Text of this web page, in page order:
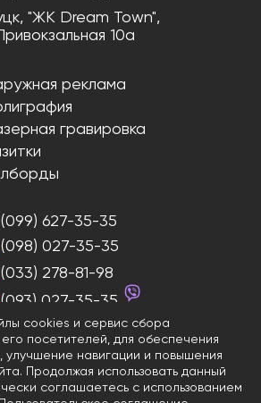
"ЖК Dream Town",
10а
реклама
гравировка
(099) 627-35-35
(098) 027-35-35
(033) 278-81-98
(093) 027-35-35
и продвижение сайтов
cookies и сервис сбора
посетителей, для обеспечения
улучшение навигации и повышения
Продолжая использовать данный
соглашаетесь с использованием